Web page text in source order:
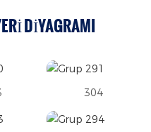
DIYAGRAMI
304